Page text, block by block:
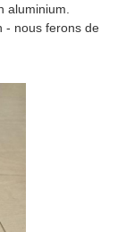
aluminium.
- nous ferons de